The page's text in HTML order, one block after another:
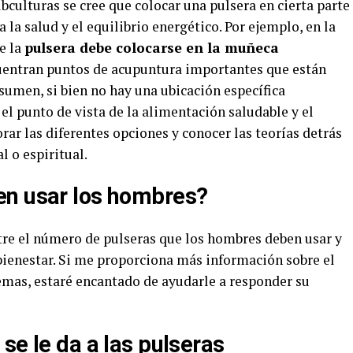
se cree que colocar una pulsera en cierta parte
la salud y el equilibrio energético. Por ejemplo, en la
la pulsera debe colocarse en la muñeca
puntos de acupuntura importantes que están
si bien no hay una ubicación específica
punto de vista de la alimentación saludable y el
las diferentes opciones y conocer las teorías detrás
o espiritual.
usar los hombres?
el número de pulseras que los hombres deben usar y
Si me proporciona más información sobre el
estaré encantado de ayudarle a responder su
le da a las pulseras